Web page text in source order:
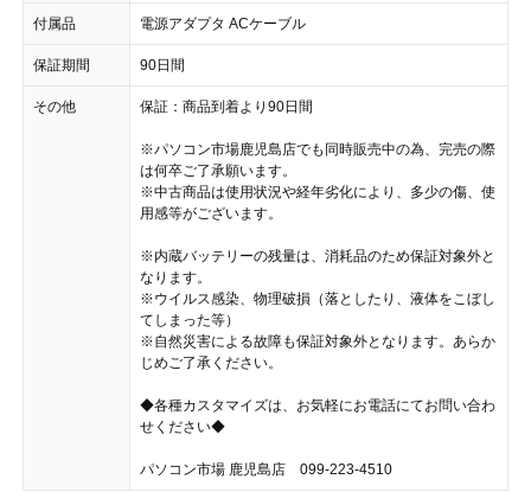
付属品 電源アダプタ ACケーブル
保証期間 90日間
その他 保証：商品到着より90日間
※パソコン市場鹿児島店でも同時販売中の為、完売の際
は何卒ご了承願います。
※中古商品は使用状況や経年劣化により、多少の傷、使
用感等がございます。
※内蔵バッテリーの残量は、消耗品のため保証対象外と
なります。
※ウイルス感染、物理破損（落としたり、液体をこぼし
てしまった等）
※自然災害による故障も保証対象外となります。あらか
じめご了承ください。
◆各種カスタマイズは、お気軽にお電話にてお問い合わ
せください◆
パソコン市場 鹿児島店 099-223-4510